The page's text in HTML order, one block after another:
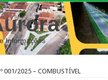
Informações
001/2025 – COMBUSTÍVEL